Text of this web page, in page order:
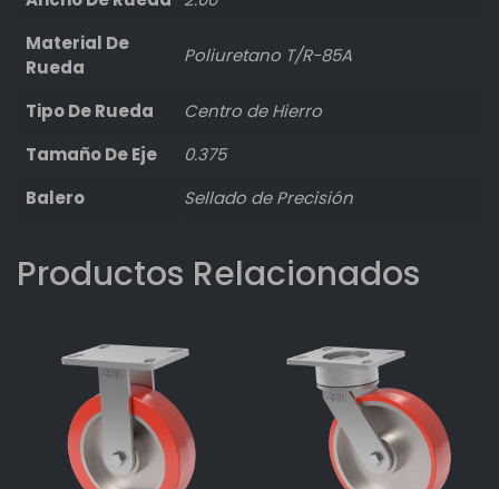
Material De
Rueda
Poliuretano T/R-85A
Tipo De Rueda
Centro de Hierro
Tamaño De Eje
0.375
Balero
Sellado de Precisión
Productos Relacionados